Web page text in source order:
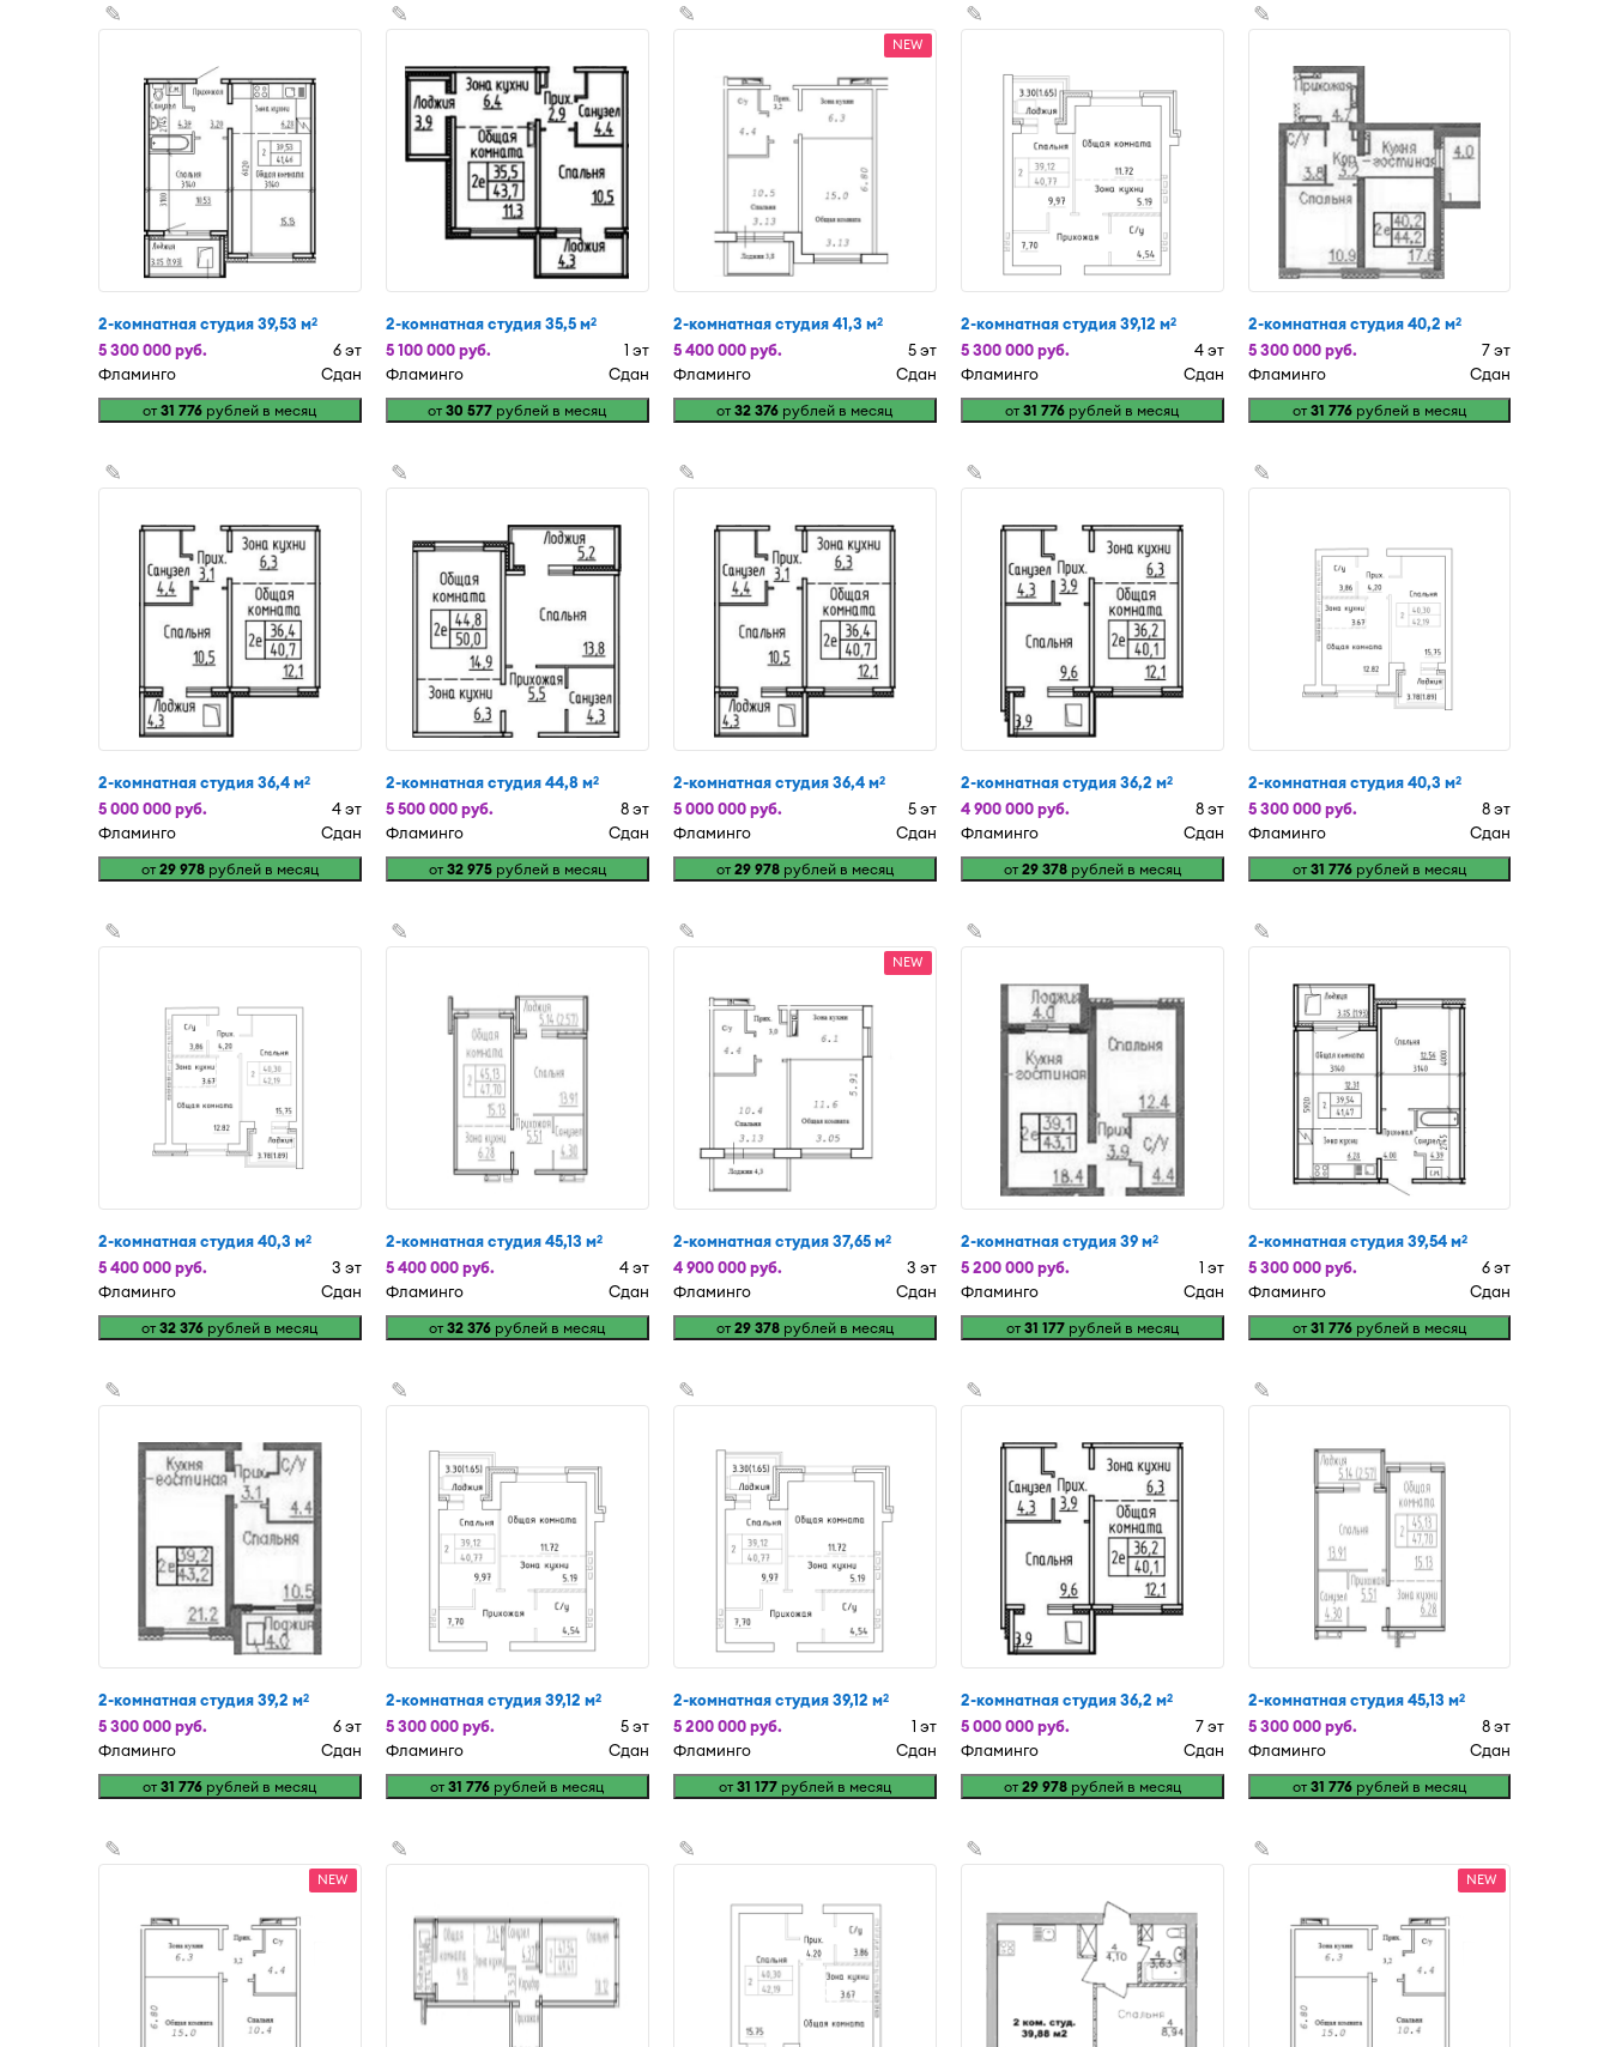
✎
2-комнатная студия 39,53 м2
5 300 000 руб.
6 эт
Фламинго
Сдан
от31 776 рублей в месяц
✎
2-комнатная студия 35,5 м2
5 100 000 руб.
1 эт
Фламинго
Сдан
от30 577 рублей в месяц
✎
NEW
2-комнатная студия 41,3 м2
5 400 000 руб.
5 эт
Фламинго
Сдан
от32 376 рублей в месяц
✎
2-комнатная студия 39,12 м2
5 300 000 руб.
4 эт
Фламинго
Сдан
от31 776 рублей в месяц
✎
2-комнатная студия 40,2 м2
5 300 000 руб.
7 эт
Фламинго
Сдан
от 31 776рублей в месяц
✎
2-комнатная студия 36,4 м2
5 000 000 руб.
4 эт
Фламинго
Сдан
от 29 978рублей в месяц
✎
2-комнатная студия 44,8 м2
5 500 000 руб.
8 эт
Фламинго
Сдан
от 32 975рублей в месяц
✎
2-комнатная студия 36,4 м2
5 000 000 руб.
5 эт
Фламинго
Сдан
от 29 978рублей в месяц
✎
2-комнатная студия 36,2 м2
4 900 000 руб.
8 эт
Фламинго
Сдан
от 29 378рублей в месяц
✎
2-комнатная студия 40,3 м2
5 300 000 руб.
8 эт
Фламинго
Сдан
от 31 776рублей в месяц
✎
2-комнатная студия 40,3 м2
5 400 000 руб.
3 эт
Фламинго
Сдан
от32 376 рублей в месяц
✎
2-комнатная студия 45,13 м2
5 400 000 руб.
4 эт
Фламинго
Сдан
от32 376 рублей в месяц
✎
NEW
2-комнатная студия 37,65 м2
4 900 000 руб.
3 эт
Фламинго
Сдан
от 29 378рублей в месяц
✎
2-комнатная студия 39 м2
5 200 000 руб.
1 эт
Фламинго
Сдан
от 31 177рублей в месяц
✎
2-комнатная студия 39,54 м2
5 300 000 руб.
6 эт
Фламинго
Сдан
от 31 776рублей в месяц
✎
2-комнатная студия 39,2 м2
5 300 000 руб.
6 эт
Фламинго
Сдан
от31 776 рублей в месяц
✎
2-комнатная студия 39,12 м2
5 300 000 руб.
5 эт
Фламинго
Сдан
от31 776 рублей в месяц
✎
2-комнатная студия 39,12 м2
5 200 000 руб.
1 эт
Фламинго
Сдан
от 31 177рублей в месяц
✎
2-комнатная студия 36,2 м2
5 000 000 руб.
7 эт
Фламинго
Сдан
от 29 978рублей в месяц
✎
2-комнатная студия 45,13 м2
5 300 000 руб.
8 эт
Фламинго
Сдан
от 31 776рублей в месяц
✎
NEW
✎ ✎ ✎ ✎
NEW